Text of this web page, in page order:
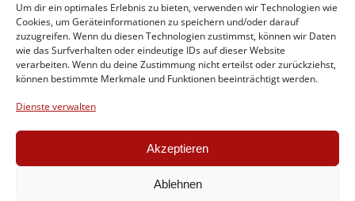
Um dir ein optimales Erlebnis zu bieten, verwenden wir Technologien wie
Cookies, um Geräteinformationen zu speichern und/oder darauf
zuzugreifen. Wenn du diesen Technologien zustimmst, können wir Daten
wie das Surfverhalten oder eindeutige IDs auf dieser Website
verarbeiten. Wenn du deine Zustimmung nicht erteilst oder zurückziehst,
können bestimmte Merkmale und Funktionen beeinträchtigt werden.
Dienste verwalten
Akzeptieren
Ablehnen
Fahrlehrer
Fahrschule
Motorrad
News
Videos